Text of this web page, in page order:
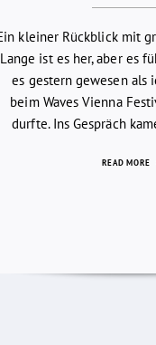
kleiner Rückblick mit
Lange ist es her, aber es
es gestern gewesen als
beim Waves Vienna
durfte. Ins Gespräch
READ MORE